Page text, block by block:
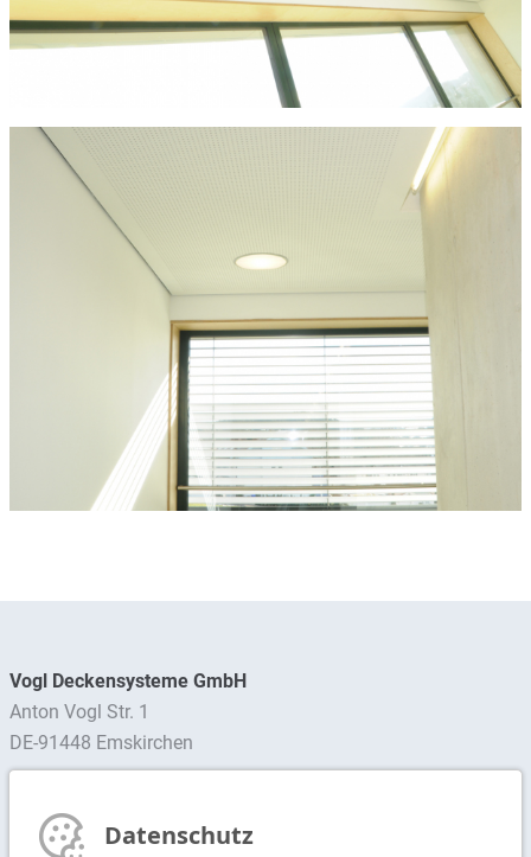
Vogl Deckensysteme GmbH
Anton Vogl Str. 1
DE-91448 Emskirchen
Newsletter abonnieren
Datenschutz